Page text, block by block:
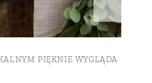
PIĘKNIE WYGLĄDA